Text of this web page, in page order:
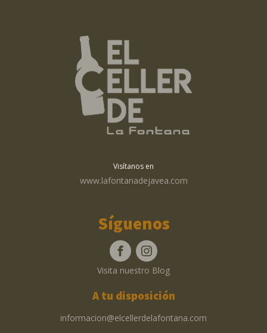
Visítanos en
www.lafontanadejavea.com
Síguenos
Visita nuestro Blog
A tu disposición
informacion@elcellerdelafontana.com